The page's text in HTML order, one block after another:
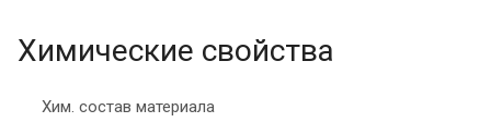
Химические свойства
Хим. состав материала